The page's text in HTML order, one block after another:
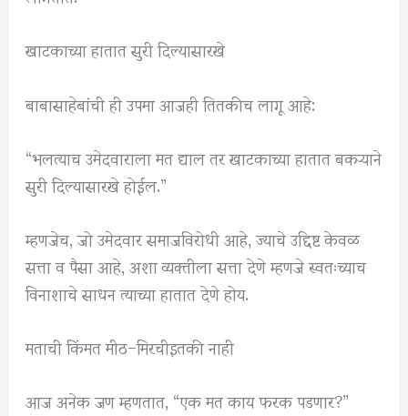
खाटकाच्या हातात सुरी दिल्यासारखे
बाबासाहेबांची ही उपमा आजही तितकीच लागू आहे:
“भलत्याच उमेदवाराला मत द्याल तर खाटकाच्या हातात बकऱ्याने
सुरी दिल्यासारखे होईल.”
म्हणजेच, जो उमेदवार समाजविरोधी आहे, ज्याचे उद्दिष्ट केवळ
सत्ता व पैसा आहे, अशा व्यक्तीला सत्ता देणे म्हणजे स्वतःच्याच
विनाशाचे साधन त्याच्या हातात देणे होय.
मताची किंमत मीठ–मिरचीइतकी नाही
आज अनेक जण म्हणतात, “एक मत काय फरक पडणार?”